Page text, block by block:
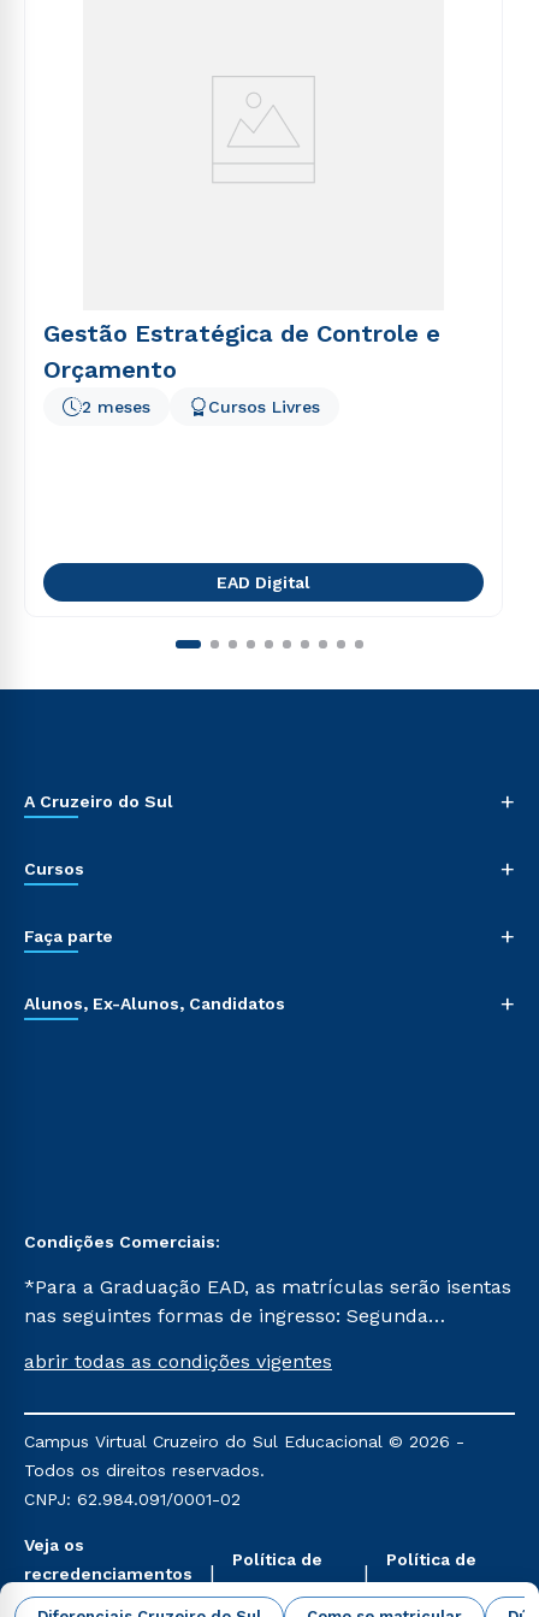
Gestão Estratégica de Controle e
Orçamento
2 meses Cursos Livres
EAD Digital
A Cruzeiro do Sul +
Cursos +
Faça parte +
Alunos, Ex-Alunos, Candidatos +
Condições Comerciais:
*Para a Graduação EAD, as matrículas serão isentas
nas seguintes formas de ingresso: Segunda
Já para as demais, a taxa de matrícula será de R$
mencionadas são referentes aos cursos: Ensino
Religioso, Geografia para a Docência e Metodologia
do Ensino de História: Questões Atuais.
abrir todas as condições vigentes
Campus Virtual Cruzeiro do Sul Educacional © 2026 -
Todos os direitos reservados.
CNPJ: 62.984.091/0001-02
Veja os
recredenciamentos
aqui
Política de
Privacidade
Política de
Cookies